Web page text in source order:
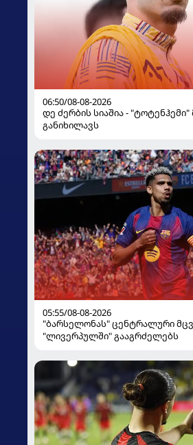
06:50/08-08-2026
დე ძერბის სიაშია - "ტოტენჰემი"
განიხილავს
05:55/08-08-2026
"ბარსელონას" ცენტრალური
"ლივერპულში" გააგრძელებს